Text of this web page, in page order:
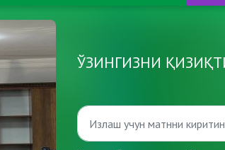
ЎЗИНГИЗНИ